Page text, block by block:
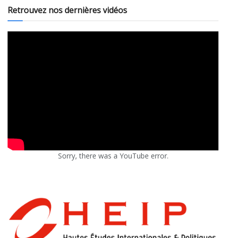
Retrouvez nos dernières vidéos
Sorry, there was a YouTube error.